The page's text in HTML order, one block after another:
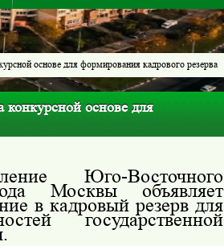
основе для формирования кадрового резерва
основе для
Юго-Восточного
Москвы объявляет
в кадровый резерв для
государственной